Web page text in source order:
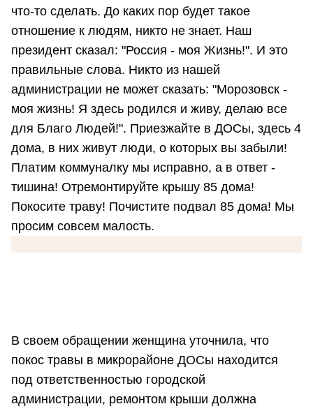
что-то сделать. До каких пор будет такое
отношение к людям, никто не знает. Наш
президент сказал: "Россия - моя Жизнь!". И это
правильные слова. Никто из нашей
администрации не может сказать: "Морозовск -
моя жизнь! Я здесь родился и живу, делаю все
для Благо Людей!". Приезжайте в ДОСы, здесь 4
дома, в них живут люди, о которых вы забыли!
Платим коммуналку мы исправно, а в ответ -
тишина! Отремонтируйте крышу 85 дома!
Покосите траву! Почистите подвал 85 дома! Мы
просим совсем малость.
В своем обращении женщина уточнила, что
покос травы в микрорайоне ДОСы находится
под ответственностью городской
администрации, ремонтом крыши должна